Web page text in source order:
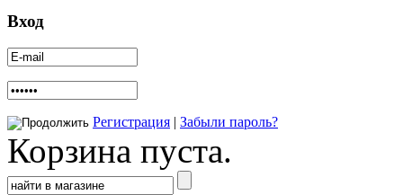
Вход
Регистрация | Забыли пароль?
Корзина пуста.